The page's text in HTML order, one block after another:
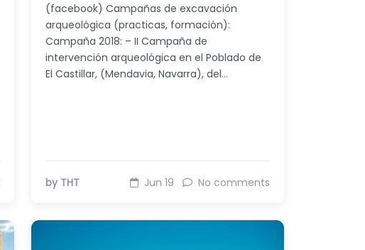
(facebook) Campañas de excavación
arqueológica (practicas, formación):
Campaña 2018: – II Campaña de
intervención arqueológica en el Poblado de
El Castillar, (Mendavia, Navarra), del…
by THT Jun 19 No comments